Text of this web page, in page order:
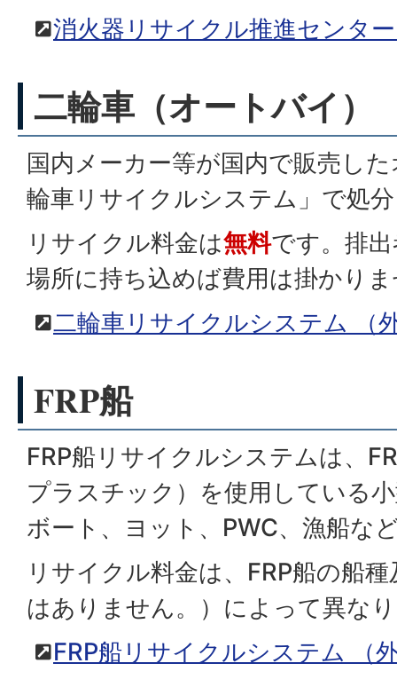
消火器リサイクル推進センター
二輪車（オートバイ）
国内メーカー等が国内で販売し
輪車リサイクルシステム」で処
リサイクル料金は無料です。排
場所に持ち込めば費用は掛かり
二輪車リサイクルシステム
（
FRP船
FRP船リサイクルシステムは、
プラスチック）を使用している
ボート、ヨット、PWC、漁船な
リサイクル料金は、FRP船の船
はありません。）によって異な
FRP船リサイクルシステム
（